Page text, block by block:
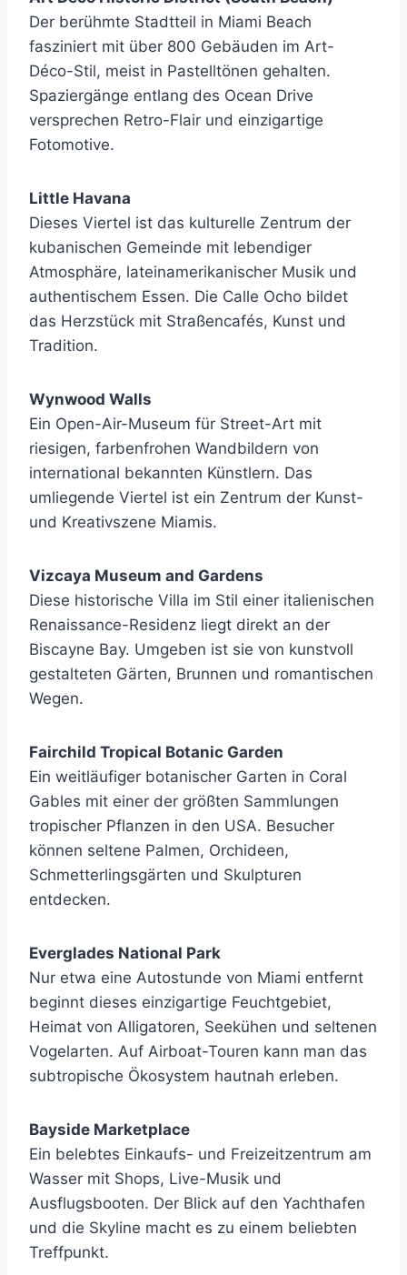
Der berühmte Stadtteil in Miami Beach
fasziniert mit über 800 Gebäuden im Art-
Déco-Stil, meist in Pastelltönen gehalten.
Spaziergänge entlang des Ocean Drive
versprechen Retro-Flair und einzigartige
Fotomotive.
Little Havana
Dieses Viertel ist das kulturelle Zentrum der
kubanischen Gemeinde mit lebendiger
Atmosphäre, lateinamerikanischer Musik und
authentischem Essen. Die Calle Ocho bildet
das Herzstück mit Straßencafés, Kunst und
Tradition.
Wynwood Walls
Ein Open-Air-Museum für Street-Art mit
riesigen, farbenfrohen Wandbildern von
international bekannten Künstlern. Das
umliegende Viertel ist ein Zentrum der Kunst-
und Kreativszene Miamis.
Vizcaya Museum and Gardens
Diese historische Villa im Stil einer italienischen
Renaissance-Residenz liegt direkt an der
Biscayne Bay. Umgeben ist sie von kunstvoll
gestalteten Gärten, Brunnen und romantischen
Wegen.
Fairchild Tropical Botanic Garden
Ein weitläufiger botanischer Garten in Coral
Gables mit einer der größten Sammlungen
tropischer Pflanzen in den USA. Besucher
können seltene Palmen, Orchideen,
Schmetterlingsgärten und Skulpturen
entdecken.
Everglades National Park
Nur etwa eine Autostunde von Miami entfernt
beginnt dieses einzigartige Feuchtgebiet,
Heimat von Alligatoren, Seekühen und seltenen
Vogelarten. Auf Airboat-Touren kann man das
subtropische Ökosystem hautnah erleben.
Bayside Marketplace
Ein belebtes Einkaufs- und Freizeitzentrum am
Wasser mit Shops, Live-Musik und
Ausflugsbooten. Der Blick auf den Yachthafen
und die Skyline macht es zu einem beliebten
Treffpunkt.